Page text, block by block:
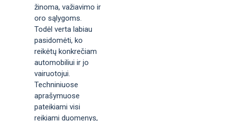
žinoma, važiavimo ir
oro sąlygoms.
Todėl verta labiau
pasidomėti, ko
reikėtų konkrečiam
automobiliui ir jo
vairuotojui.
Techniniuose
aprašymuose
pateikiami visi
reikiami duomenys,